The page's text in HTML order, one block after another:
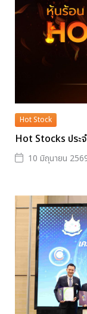
Hot Stock
Hot Stocks ประ
10 มิถุนายน